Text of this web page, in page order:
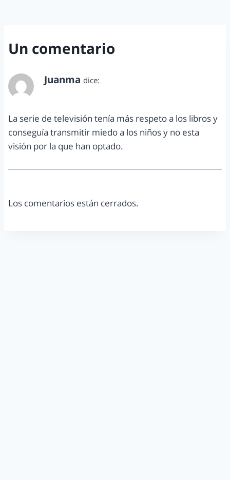
Un comentario
Juanma dice:
La serie de televisión tenía más respeto a los libros y
conseguía transmitir miedo a los niños y no esta
visión por la que han optado.
Los comentarios están cerrados.